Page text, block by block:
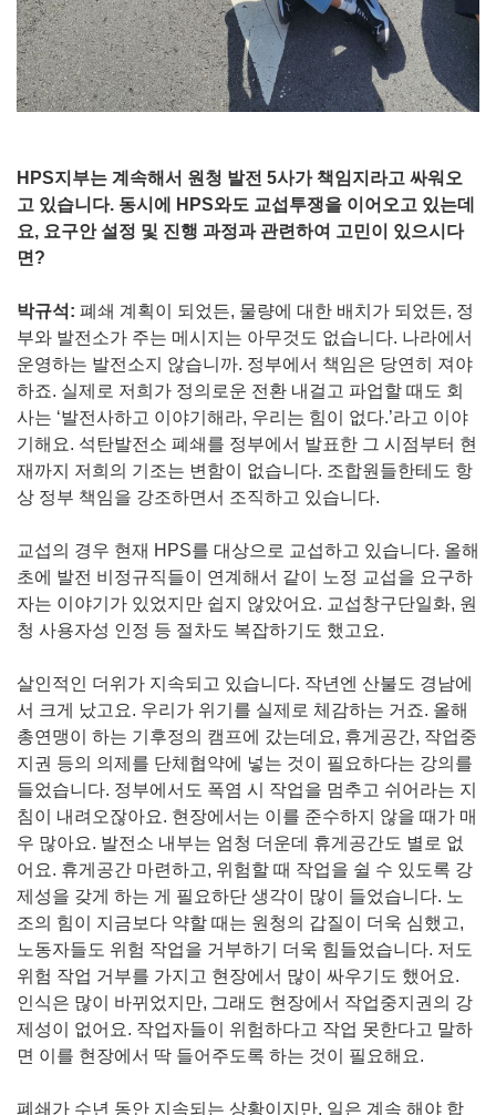
HPS지부는 계속해서 원청 발전 5사가 책임지라고 싸워오
고 있습니다. 동시에 HPS와도 교섭투쟁을 이어오고 있는데
요, 요구안 설정 및 진행 과정과 관련하여 고민이 있으시다
면?
박규석: 폐쇄 계획이 되었든, 물량에 대한 배치가 되었든, 정
부와 발전소가 주는 메시지는 아무것도 없습니다. 나라에서
운영하는 발전소지 않습니까. 정부에서 책임은 당연히 져야
하죠. 실제로 저희가 정의로운 전환 내걸고 파업할 때도 회
사는 ‘발전사하고 이야기해라, 우리는 힘이 없다.’라고 이야
기해요. 석탄발전소 폐쇄를 정부에서 발표한 그 시점부터 현
재까지 저희의 기조는 변함이 없습니다. 조합원들한테도 항
상 정부 책임을 강조하면서 조직하고 있습니다.
교섭의 경우 현재 HPS를 대상으로 교섭하고 있습니다. 올해
초에 발전 비정규직들이 연계해서 같이 노정 교섭을 요구하
자는 이야기가 있었지만 쉽지 않았어요. 교섭창구단일화, 원
청 사용자성 인정 등 절차도 복잡하기도 했고요.
살인적인 더위가 지속되고 있습니다. 작년엔 산불도 경남에
서 크게 났고요. 우리가 위기를 실제로 체감하는 거죠. 올해
총연맹이 하는 기후정의 캠프에 갔는데요, 휴게공간, 작업중
지권 등의 의제를 단체협약에 넣는 것이 필요하다는 강의를
들었습니다. 정부에서도 폭염 시 작업을 멈추고 쉬어라는 지
침이 내려오잖아요. 현장에서는 이를 준수하지 않을 때가 매
우 많아요. 발전소 내부는 엄청 더운데 휴게공간도 별로 없
어요. 휴게공간 마련하고, 위험할 때 작업을 쉴 수 있도록 강
제성을 갖게 하는 게 필요하단 생각이 많이 들었습니다. 노
조의 힘이 지금보다 약할 때는 원청의 갑질이 더욱 심했고,
노동자들도 위험 작업을 거부하기 더욱 힘들었습니다. 저도
위험 작업 거부를 가지고 현장에서 많이 싸우기도 했어요.
인식은 많이 바뀌었지만, 그래도 현장에서 작업중지권의 강
제성이 없어요. 작업자들이 위험하다고 작업 못한다고 말하
면 이를 현장에서 딱 들어주도록 하는 것이 필요해요.
폐쇄가 수년 동안 지속되는 상황이지만, 일은 계속 해야 합